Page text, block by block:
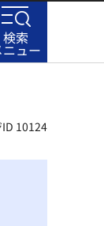
検索
ニュー
10124